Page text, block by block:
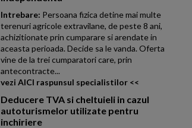
NOUTATI
din Codul
Fiscal
Taxa pe bunurile de
0,9%, iar formularul
citeste mai mult
Intrebare: Persoana fizica detine mai multe
terenuri agricole extravilane, de peste 8 ani,
achizitionate prin cumparare si arendate in
aceasta perioada. Decide sa le vanda. Oferta
vine de la trei cumparatori care, prin
antecontracte...
vezi AICI raspunsul specialistilor <<
Deducere TVA si cheltuieli in cazul
autoturismelor utilizate pentru
inchiriere